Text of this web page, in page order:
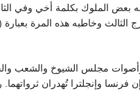
وخاطبه هذه المرة
وأصوات مجلس الشيوخ والشعب
فرنسا وإنجلترا تُهدران